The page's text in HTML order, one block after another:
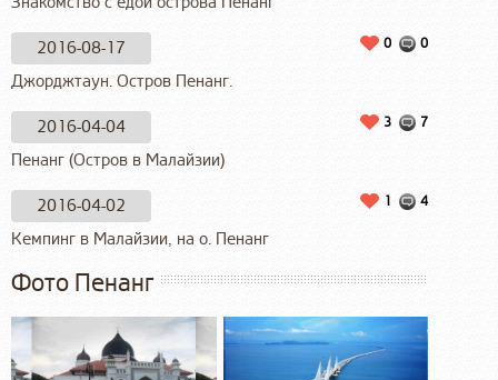
2016-08-17 0
0
Джорджтаун. Остров Пенанг.
2016-04-04 7
3
Пенанг (Остров в Малайзии)
2016-04-02 4
1
Кемпинг в Малайзии, на о. Пенанг
Фото Пенанг